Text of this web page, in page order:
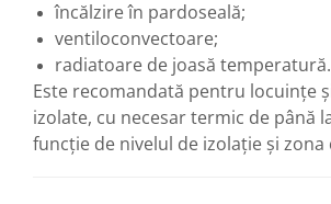
Vase de expansiune pentru
instalatii sanitare
Vas de expansiune pentru hidrofor
Accesorii montaj vase de
expansiune
Termostate si controlere
încălzire în pardoseală;
ventiloconvectoare;
radiatoare de joasă temperatură.
Este recomandată pentru locuințe
izolate, cu necesar termic de până
funcție de nivelul de izolație și zona